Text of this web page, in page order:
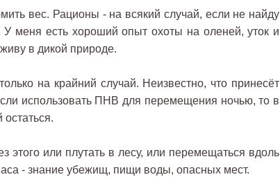
вес. Рационы - на всякий случай, если не найду
меня есть хороший опыт охоты на оленей, уток и
в дикой природе.
на крайний случай. Неизвестно, что принесёт
использовать ПНВ для перемещения ночью, то в
этого или плутать в лесу, или перемещаться вдоль
- знание убежищ, пищи воды, опасных мест.